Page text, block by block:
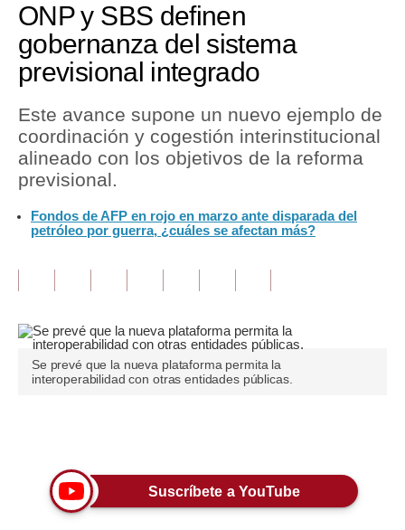
Economía
Mercados
Política
Tu Dinero
Finanzas Personales
Editorial
Pregunta de hoy
Lujo
ONP y SBS definen
gobernanza del sistema
previsional integrado
Este avance supone un nuevo ejemplo de
coordinación y cogestión interinstitucional
alineado con los objetivos de la reforma
previsional.
Fondos de AFP en rojo en marzo ante disparada del
petróleo por guerra, ¿cuáles se afectan más?
Se prevé que la nueva plataforma permita la
interoperabilidad con otras entidades públicas.
Suscríbete a YouTube